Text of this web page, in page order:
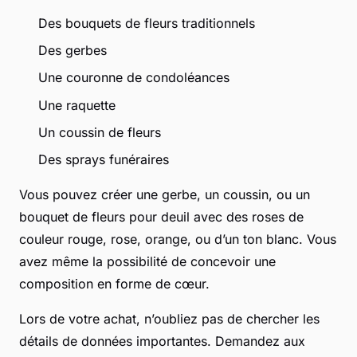
Des bouquets de fleurs traditionnels
Des gerbes
Une couronne de condoléances
Une raquette
Un coussin de fleurs
Des sprays funéraires
Vous pouvez créer une gerbe, un coussin, ou un
bouquet de fleurs pour deuil avec des roses de
couleur rouge, rose, orange, ou d’un ton blanc. Vous
avez même la possibilité de concevoir une
composition en forme de cœur.
Lors de votre achat, n’oubliez pas de chercher les
détails de données importantes. Demandez aux